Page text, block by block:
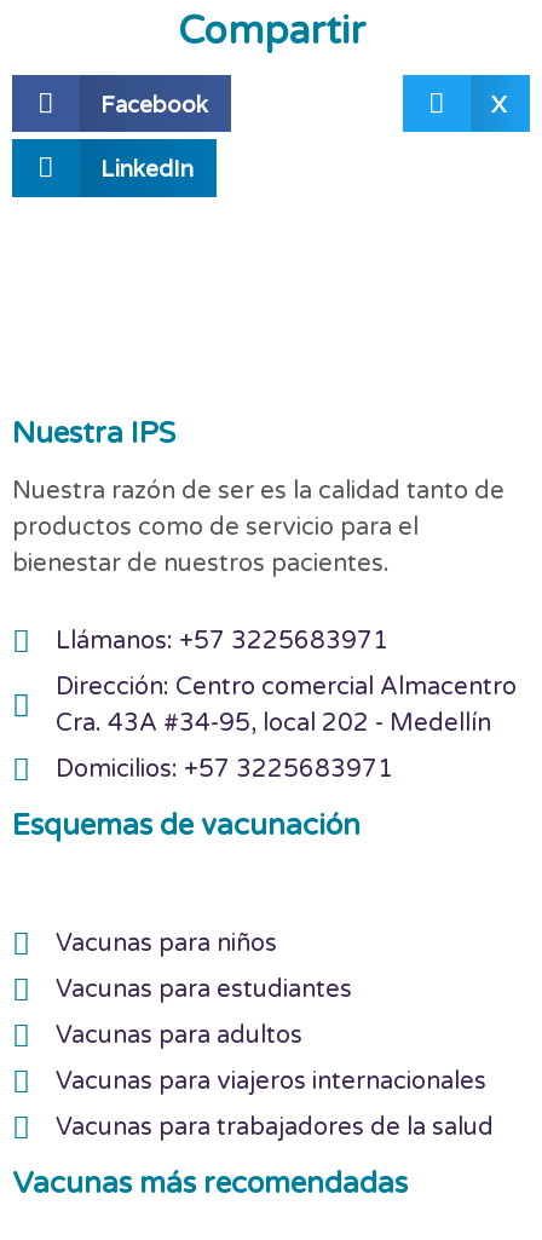
Compartir
Facebook X
LinkedIn
Nuestra IPS
Nuestra razón de ser es la calidad tanto de
productos como de servicio para el
bienestar de nuestros pacientes.
Llámanos: +57 3225683971
Dirección: Centro comercial Almacentro
Cra. 43A #34-95, local 202 - Medellín
Domicilios: +57 3225683971
Esquemas de vacunación
Vacunas para niños
Vacunas para estudiantes
Vacunas para adultos
Vacunas para viajeros internacionales
Vacunas para trabajadores de la salud
Vacunas más recomendadas